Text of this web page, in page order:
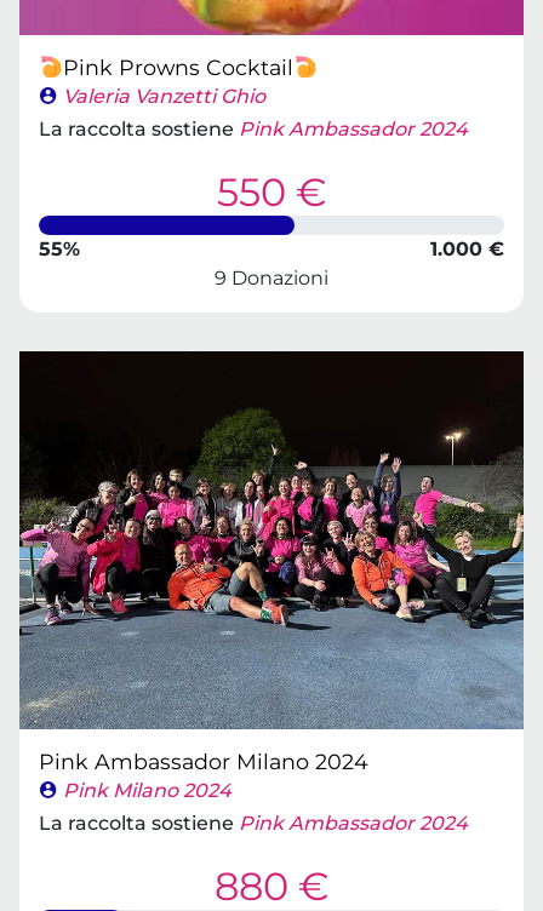
Pink Prowns Cocktail
Valeria Vanzetti Ghio
La raccolta sostiene Pink Ambassador 2024
550 €
55%
1.000 €
9 Donazioni
Pink Ambassador Milano 2024
Pink Milano 2024
La raccolta sostiene Pink Ambassador 2024
880 €